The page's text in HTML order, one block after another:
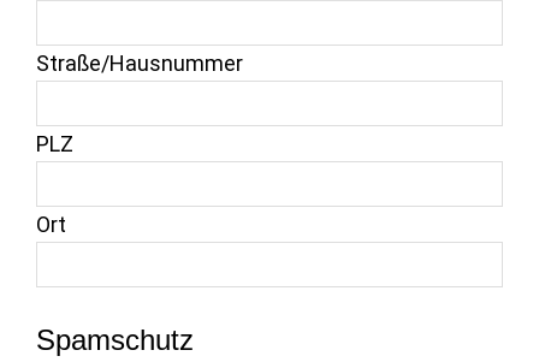
Straße/Hausnummer
PLZ
Ort
Spamschutz